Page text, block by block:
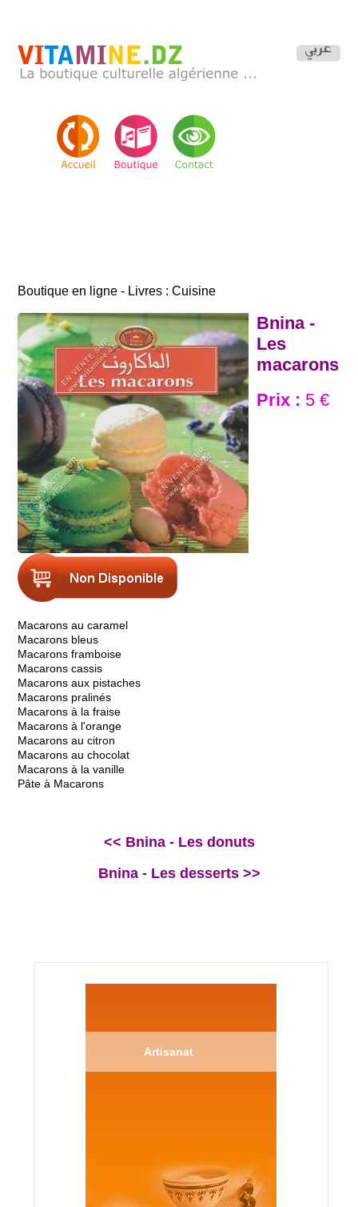
Boutique en ligne - Livres : Cuisine
Bnina -
Les
macarons
Prix : 5 €
Macarons au caramel
Macarons bleus
Macarons framboise
Macarons cassis
Macarons aux pistaches
Macarons pralinés
Macarons à la fraise
Macarons à l'orange
Macarons au citron
Macarons au chocolat
Macarons à la vanille
Pâte à Macarons
<< Bnina - Les donuts
Bnina - Les desserts >>
Artisanat